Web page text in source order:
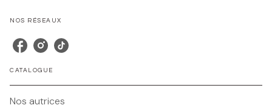
NOS RÉSEAUX
CATALOGUE
Nos autrices